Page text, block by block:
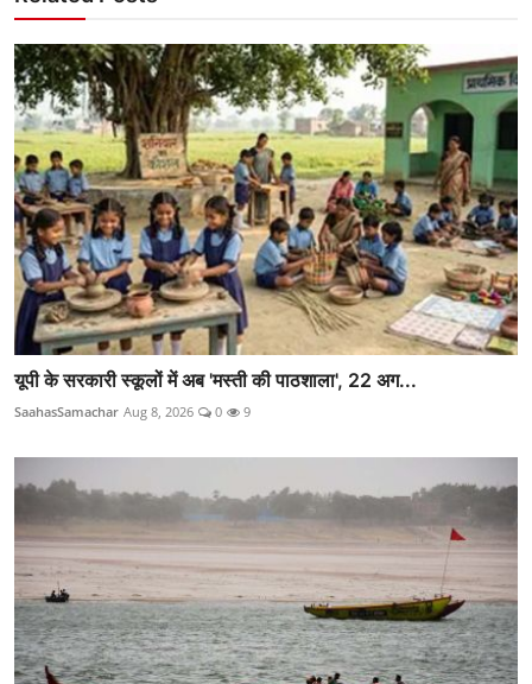
यूपी के सरकारी स्कूलों में अब 'मस्ती की पाठशाला', 22 अग...
SaahasSamachar Aug 8, 2026 0 9